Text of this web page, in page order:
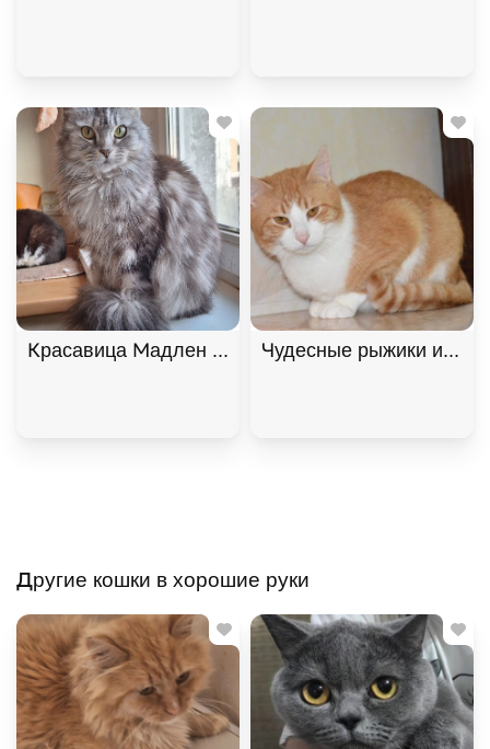
Красавица Мадлен из МурМяу ищет дом. В дар!,
Чудесные рыжики ищут
Другие кошки в хорошие руки